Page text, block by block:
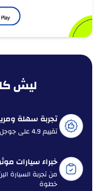
ليش
تجربة سهلة
تقييم 4.9 على جوجل. خليناها سهلة وبسيطة!
خبراء سيارات
من تجربة السيارة
خطوة